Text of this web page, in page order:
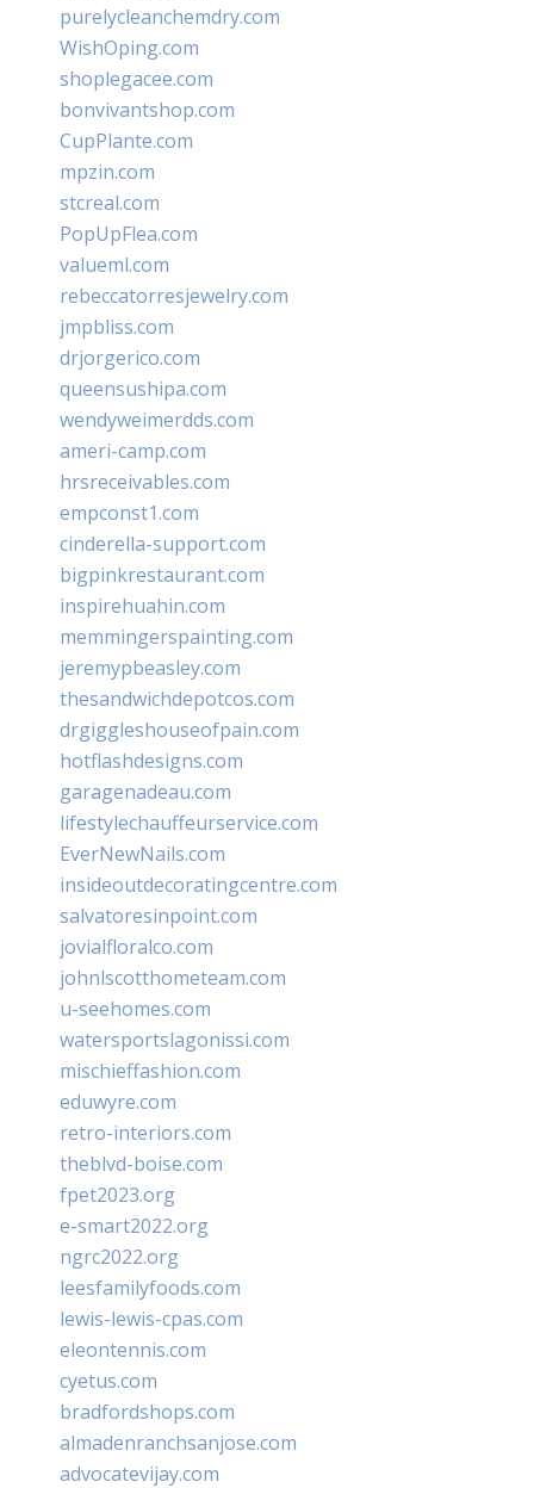
purelycleanchemdry.com
WishOping.com
shoplegacee.com
bonvivantshop.com
CupPlante.com
mpzin.com
stcreal.com
PopUpFlea.com
valueml.com
rebeccatorresjewelry.com
jmpbliss.com
drjorgerico.com
queensushipa.com
wendyweimerdds.com
ameri-camp.com
hrsreceivables.com
empconst1.com
cinderella-support.com
bigpinkrestaurant.com
inspirehuahin.com
memmingerspainting.com
jeremypbeasley.com
thesandwichdepotcos.com
drgiggleshouseofpain.com
hotflashdesigns.com
garagenadeau.com
lifestylechauffeurservice.com
EverNewNails.com
insideoutdecoratingcentre.com
salvatoresinpoint.com
jovialfloralco.com
johnlscotthometeam.com
u-seehomes.com
watersportslagonissi.com
mischieffashion.com
eduwyre.com
retro-interiors.com
theblvd-boise.com
fpet2023.org
e-smart2022.org
ngrc2022.org
leesfamilyfoods.com
lewis-lewis-cpas.com
eleontennis.com
cyetus.com
bradfordshops.com
almadenranchsanjose.com
advocatevijay.com